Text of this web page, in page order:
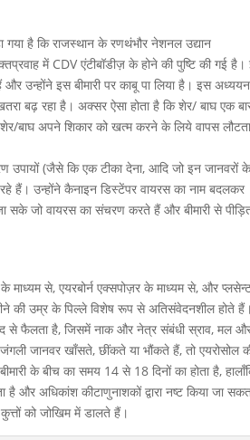
है कि राजस्थान के रणथंभौर नेशनल उद्यान
में CDV एंटीबॉडीज़ के होने की पुष्टि की गई है।
उन्होंने इस बीमारी पर काबू पा लिया है। इस
बढ़ रहा है। अक्सर ऐसा होता है कि शेर/ बाघ एक
बाघ अपने शिकार को खत्म करने के लिये वापस
उपायों (जैसे कि एक टीका देना, आदि जो इन जानवरों
हैं। उन्होंने कैनाइन डिस्टेंपर वायरस का नाम बदलकर
सके जो वायरस का संचरण करते हैं और बीमारी से
से, एयरबोर्न एक्सपोज़र के माध्यम से, और
की उम्र के पिल्ले विशेष रूप से अतिसंवेदनशील होते हैं।
से फैलता है, जिसमें नाक और नेत्र संबंधी स्राव, मल
जानवर खाँसते, छींकते या भौंकते हैं, तो एयरोसोल
के बीच का समय 14 से 18 दिनों का होता है,
अधिकांश कीटाणुनाशकों द्वारा नष्ट किया जा
को जोखिम में डालते हैं।